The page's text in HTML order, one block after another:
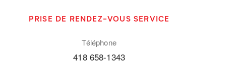
PRISE DE RENDEZ-VOUS SERVICE
Téléphone
418 658-1343